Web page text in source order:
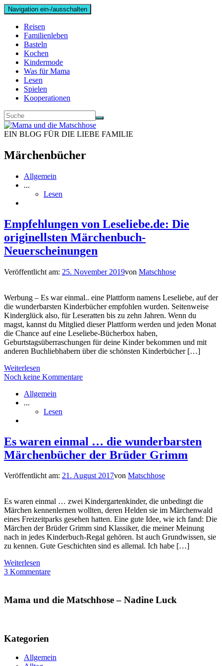
Navigation ein-/ausschalten
Reisen
Familienleben
Basteln
Kochen
Kindermode
Was für Mama
Lesen
Spielen
Kooperationen
EIN BLOG FÜR DIE LIEBE FAMILIE
Märchenbücher
Allgemein
...
Lesen
Empfehlungen von Leseliebe.de: Die
originellsten Märchenbuch-
Neuerscheinungen
Veröffentlicht am: 25. November 2019von Matschhose
Werbung – Es war einmal.. eine Plattform namens Leseliebe, auf der
die wunderbarsten Kinderbücher empfohlen wurden. Seitenweise
Kinderglück also, für Leseratten bis zu zehn Jahren. Wenn du
magst, kannst du Mitglied dieser Plattform werden und jeden Monat
die Chance auf eine Leseliebe-Bücherbox haben,
Geburtstagsüberraschungen für deine Kinder bekommen und mit
anderen Buchliebhabern über die schönsten Kinderbücher […]
Weiterlesen
Noch keine Kommentare
Allgemein
...
Lesen
Es waren einmal … die wunderbarsten
Märchenbücher der Brüder Grimm
Veröffentlicht am: 21. August 2017von Matschhose
Es waren einmal … zwei Kindergartenkinder, die unbedingt die
Märchen kennenlernen wollten, deren Helden sie im Märchenwald
eines Freizeitparks gesehen hatten. Eine gute Idee, wie ich fand: Die
Märchen der Brüder Grimm sind Klassiker, die meiner Meinung
nach in jedes Kinderbuch-Regal gehören. Ist auch Grundwissen, sie
zu kennen. Gute Geschichten sind es allemal. Ich habe […]
Weiterlesen
3 Kommentare
Mama und die Matschhose – Nadine Luck
Kategorien
Allgemein